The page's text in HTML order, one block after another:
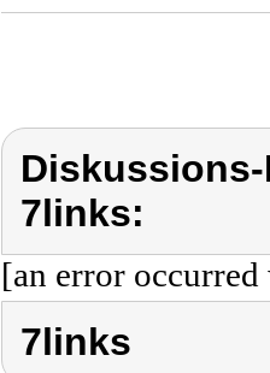
7links:
[an error
7links